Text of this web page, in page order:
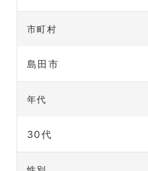
市町村
島田市
年代
30代